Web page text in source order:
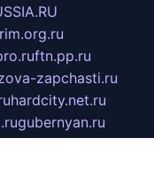
rim.org.ru
ftn.pp.ru
zapchasti.ru
hardcity.net.ru
gubernyan.ru